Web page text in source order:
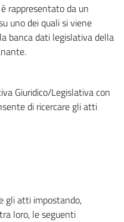
rappresentato da un
uno dei quali si viene
banca dati legislativa della
Giuridico/Legislativa con
di ricercare gli atti
gli atti impostando,
loro, le seguenti